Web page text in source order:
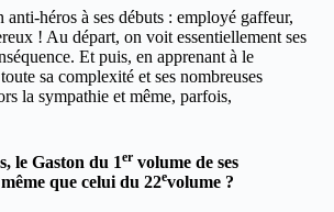
héros à ses débuts : employé gaffeur,
! Au départ, on voit essentiellement ses
Et puis, en apprenant à le
sa complexité et ses nombreuses
la sympathie et même, parfois,
le Gaston du 1er volume de ses
que celui du 22evolume ?